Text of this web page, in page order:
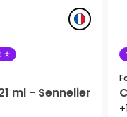
ml - Sennelier